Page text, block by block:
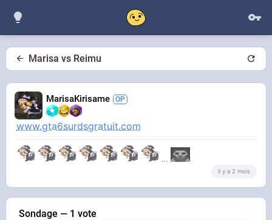
Marisa vs Reimu
MarisaKirisame
www.gta6surdsgratuit.com
...
il y a 2 mois
Sondage — 1 vote